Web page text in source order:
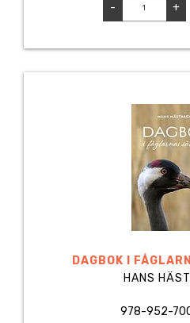
- +
DAGBOK I
HANS
978-952-